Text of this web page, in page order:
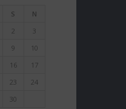
S
N
2
3
9
10
16
17
23
24
30